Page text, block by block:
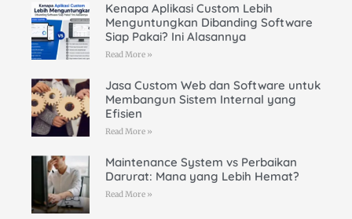
Kenapa Aplikasi Custom Lebih
Menguntungkan Dibanding Software
Siap Pakai? Ini Alasannya
Read More »
Jasa Custom Web dan Software untuk
Membangun Sistem Internal yang
Efisien
Read More »
Maintenance System vs Perbaikan
Darurat: Mana yang Lebih Hemat?
Read More »